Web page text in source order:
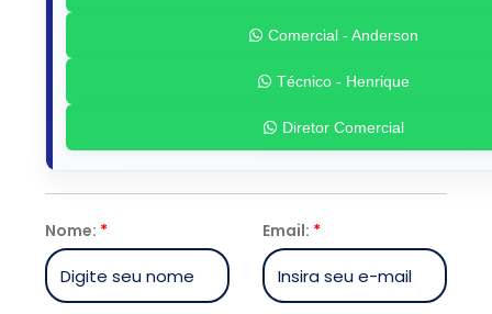
Comercial - Anderson
Técnico - Henrique
Diretor Comercial
Nome: * Email: *